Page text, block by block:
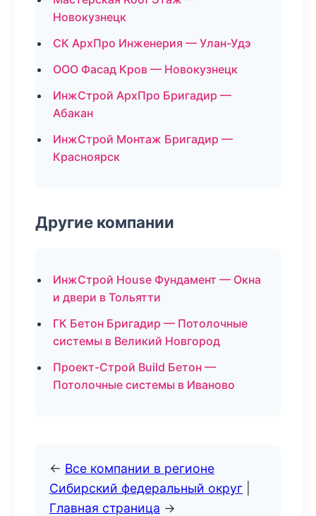
Новокузнецк
СК АрхПро Инженерия — Улан-Удэ
ООО Фасад Кров — Новокузнецк
ИнжСтрой АрхПро Бригадир —
Абакан
ИнжСтрой Монтаж Бригадир —
Красноярск
Другие компании
ИнжСтрой House Фундамент — Окна
и двери в Тольятти
ГК Бетон Бригадир — Потолочные
системы в Великий Новгород
Проект-Строй Build Бетон —
Потолочные системы в Иваново
← Все компании в регионе
Сибирский федеральный округ
Главная страница →